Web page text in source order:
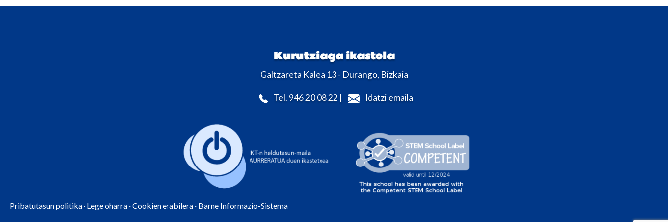
Kurutziaga ikastola
Galtzareta Kalea 13 - Durango, Bizkaia
Tel. 946 20 08 22 | Idatzi emaila
Pribatutasun politika · Lege oharra ·Cookien erabilera · Barne Informazio-Sistema